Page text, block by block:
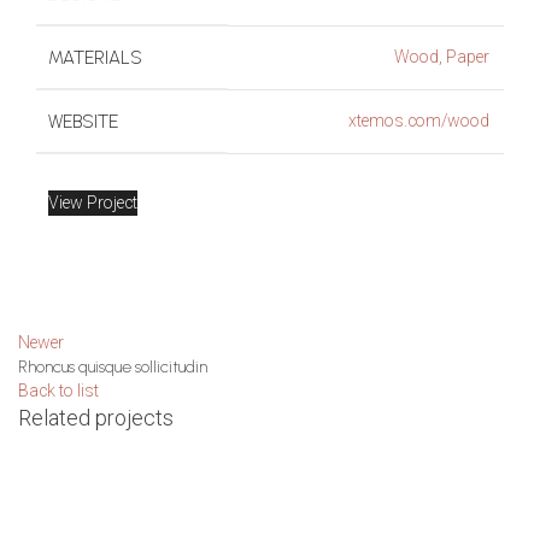
MATERIALS Wood, Paper
WEBSITE xtemos.com/wood
View Project
Newer
Rhoncus quisque sollicitudin
Back to list
Related projects